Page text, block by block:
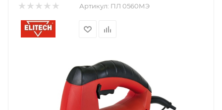
Артикул: ПЛ 0560МЭ